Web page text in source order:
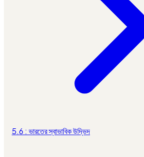
5.6 : ভারতের স্বাভাবিক উদ্ভিদ